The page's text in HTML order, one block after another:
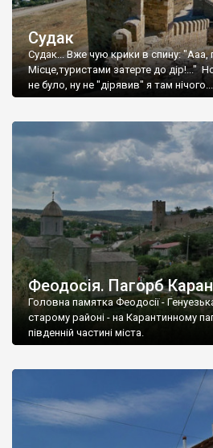
Судак
Судак... Вже чую крики в спину:
Місце,туристами затерте до дір!..."
не було, ну не "дірявив" я там
Феодосія. Пагорб
Головна памятка Феодосії -
старому районі - на Карантинному
південній частині міста.